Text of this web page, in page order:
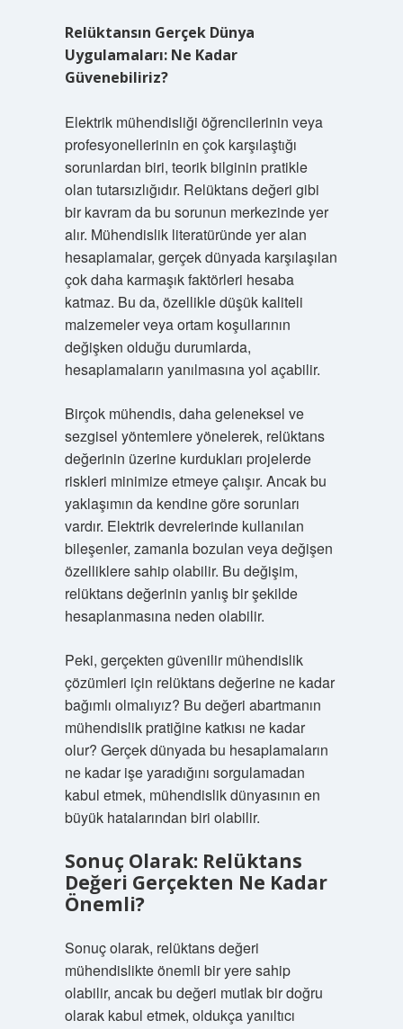
Relüktansın Gerçek Dünya
Uygulamaları: Ne Kadar
Güvenebiliriz?
Elektrik mühendisliği öğrencilerinin veya
profesyonellerinin en çok karşılaştığı
sorunlardan biri, teorik bilginin pratikle
olan tutarsızlığıdır. Relüktans değeri gibi
bir kavram da bu sorunun merkezinde yer
alır. Mühendislik literatüründe yer alan
hesaplamalar, gerçek dünyada karşılaşılan
çok daha karmaşık faktörleri hesaba
katmaz. Bu da, özellikle düşük kaliteli
malzemeler veya ortam koşullarının
değişken olduğu durumlarda,
hesaplamaların yanılmasına yol açabilir.
Birçok mühendis, daha geleneksel ve
sezgisel yöntemlere yönelerek, relüktans
değerinin üzerine kurdukları projelerde
riskleri minimize etmeye çalışır. Ancak bu
yaklaşımın da kendine göre sorunları
vardır. Elektrik devrelerinde kullanılan
bileşenler, zamanla bozulan veya değişen
özelliklere sahip olabilir. Bu değişim,
relüktans değerinin yanlış bir şekilde
hesaplanmasına neden olabilir.
Peki, gerçekten güvenilir mühendislik
çözümleri için relüktans değerine ne kadar
bağımlı olmalıyız? Bu değeri abartmanın
mühendislik pratiğine katkısı ne kadar
olur? Gerçek dünyada bu hesaplamaların
ne kadar işe yaradığını sorgulamadan
kabul etmek, mühendislik dünyasının en
büyük hatalarından biri olabilir.
Sonuç Olarak: Relüktans
Değeri Gerçekten Ne Kadar
Önemli?
Sonuç olarak, relüktans değeri
mühendislikte önemli bir yere sahip
olabilir, ancak bu değeri mutlak bir doğru
olarak kabul etmek, oldukça yanıltıcı